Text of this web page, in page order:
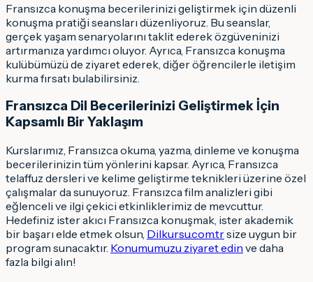
Fransızca konuşma becerilerinizi geliştirmek için düzenli
konuşma pratiği seansları düzenliyoruz. Bu seanslar,
gerçek yaşam senaryolarını taklit ederek özgüveninizi
artırmanıza yardımcı oluyor. Ayrıca, Fransızca konuşma
kulübümüzü de ziyaret ederek, diğer öğrencilerle iletişim
kurma fırsatı bulabilirsiniz.
Fransızca Dil Becerilerinizi Geliştirmek İçin
Kapsamlı Bir Yaklaşım
Kurslarımız, Fransızca okuma, yazma, dinleme ve konuşma
becerilerinizin tüm yönlerini kapsar. Ayrıca, Fransızca
telaffuz dersleri ve kelime geliştirme teknikleri üzerine özel
çalışmalar da sunuyoruz. Fransızca film analizleri gibi
eğlenceli ve ilgi çekici etkinliklerimiz de mevcuttur.
Hedefiniz ister akıcı Fransızca konuşmak, ister akademik
bir başarı elde etmek olsun, Dilkursu.com.trsize uygun bir
program sunacaktır. Konumumuzu ziyaret edin ve daha
fazla bilgi alın!